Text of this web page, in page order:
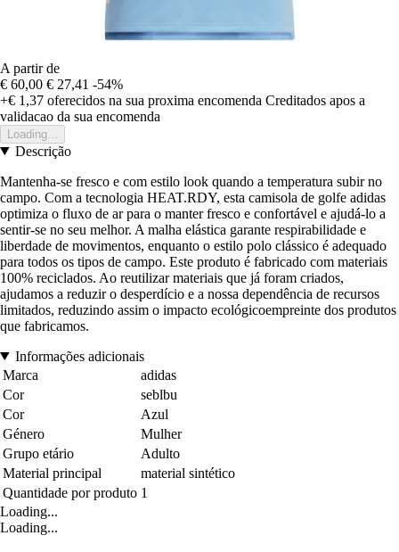
A partir de
€ 60,00 € 27,41 -54%
+€ 1,37 oferecidos na sua proxima encomenda Creditados apos a
validacao da sua encomenda
Loading...
Descrição
Mantenha-se fresco e com estilo look quando a temperatura subir no
campo. Com a tecnologia HEAT.RDY, esta camisola de golfe adidas
optimiza o fluxo de ar para o manter fresco e confortável e ajudá-lo a
sentir-se no seu melhor. A malha elástica garante respirabilidade e
liberdade de movimentos, enquanto o estilo polo clássico é adequado
para todos os tipos de campo. Este produto é fabricado com materiais
100% reciclados. Ao reutilizar materiais que já foram criados,
ajudamos a reduzir o desperdício e a nossa dependência de recursos
limitados, reduzindo assim o impacto ecológicoempreinte dos produtos
que fabricamos.
Informações adicionais
Marca
adidas
Cor
seblbu
Cor
Azul
Género
Mulher
Grupo etário
Adulto
Material principal
material sintético
Quantidade por produto 1
Loading...
Loading...